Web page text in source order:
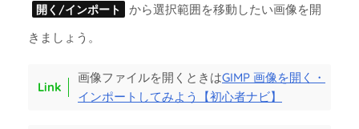
開く/インポート
から選択範囲を移動したい画像を開
きましょう。
画像ファイルを開くときはGIMP 画像を開く・
インポートしてみよう【初心者ナビ】